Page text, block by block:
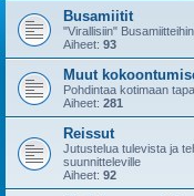
Busamiitit
"Virallisiin"
Aiheet: 93
Muut
Pohdintaa kotimaan
Aiheet: 281
Reissut
Jutustelua tulevista ja
suunnitteleville
Aiheet: 92